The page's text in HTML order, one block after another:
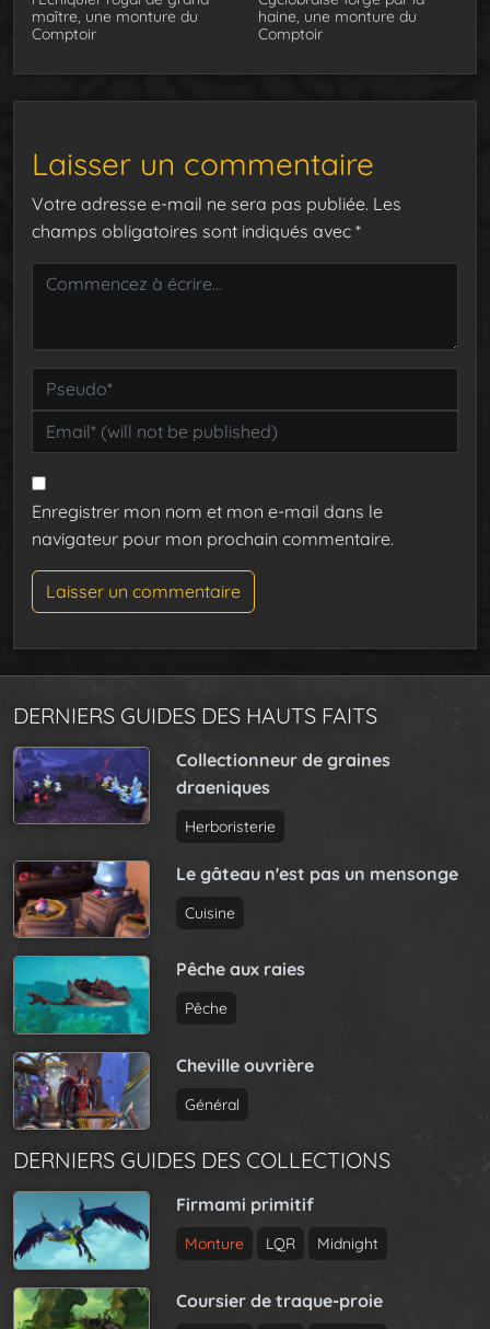
maître, une monture du
Comptoir
haine, une monture du
Comptoir
Laisser un commentaire
Votre adresse e-mail ne sera pas publiée. Les
champs obligatoires sont indiqués avec *
Enregistrer mon nom et mon e-mail dans le
navigateur pour mon prochain commentaire.
DERNIERS GUIDES DES HAUTS FAITS
Collectionneur de graines
draeniques
Herboristerie
Le gâteau n'est pas un mensonge
Cuisine
Pêche aux raies
Pêche
Cheville ouvrière
Général
DERNIERS GUIDES DES COLLECTIONS
Firmami primitif
Monture LQR Midnight
Coursier de traque-proie